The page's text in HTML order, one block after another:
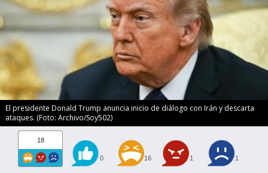
El presidente Donald Trump anuncia inicio de diálogo con Irán y descarta
ataques. (Foto: Archivo/Soy502)
18
0 16 1 1